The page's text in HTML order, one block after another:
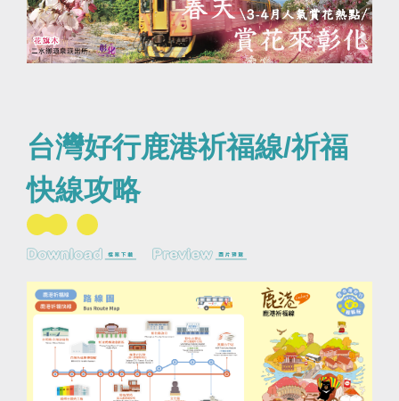
台灣好行鹿港祈福線/祈福
快線攻略